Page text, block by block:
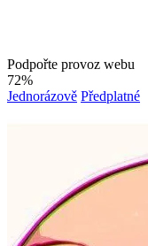
Podpořte provoz webu
72%
Jednorázově Předplatné